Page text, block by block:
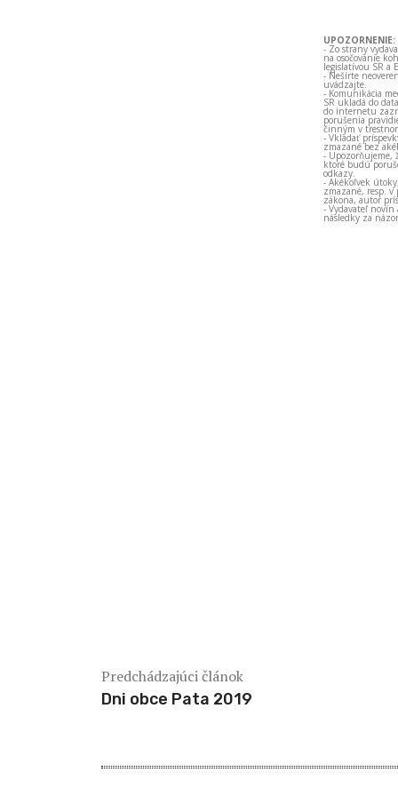
UPOZORNENIE:
- Zo strany
na osočovanie
legislatívou SR a
- Nešírte
uvádzajte.
- Komunikácia
SR ukladá do
do internetu
porušenia
činným v
- Vkladať
zmazané bez
- Upozorňujeme,
ktoré budú
odkazy.
- Akékoľvek
zmazané, resp.
zákona, autor
- Vydavateľ novín
následky za
Predchádzajúci článok
Dni obce Pata 2019